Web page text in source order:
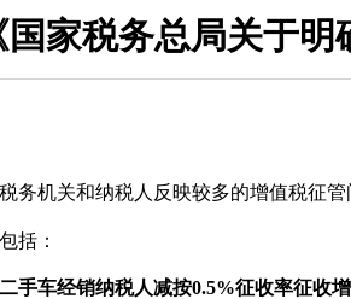
国家税务总局关于
务机关和纳税人反映较多的增值税征
括：
手车经销纳税人减按0.5%征收率征收